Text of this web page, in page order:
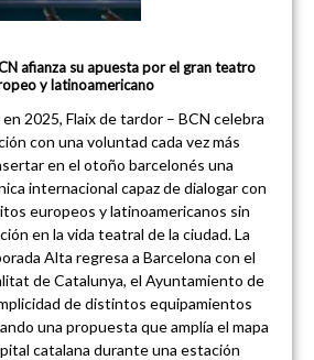
afianza su apuesta por el gran teatro
y latinoamericano
2025, Flaix de tardor – BCN celebra
con una voluntad cada vez más
en el otoño barcelonés una
internacional capaz de dialogar con
europeos y latinoamericanos sin
en la vida teatral de la ciudad. La
Alta regresa a Barcelona con el
de Catalunya, el Ayuntamiento de
de distintos equipamientos
una propuesta que amplía el mapa
catalana durante una estación